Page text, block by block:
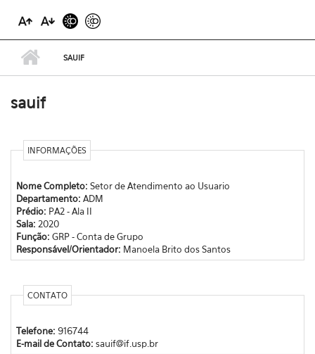
SAUIF
sauif
INFORMAÇÕES
Nome Completo: Setor de Atendimento ao Usuario
Departamento: ADM
Prédio: PA2 - Ala II
Sala: 2020
Função: GRP - Conta de Grupo
Responsável/Orientador: Manoela Brito dos Santos
CONTATO
Telefone: 916744
E-mail de Contato: sauif@if.usp.br